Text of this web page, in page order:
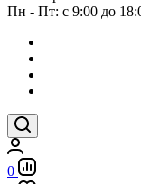
Пн - Пт: с 9:00 до
0